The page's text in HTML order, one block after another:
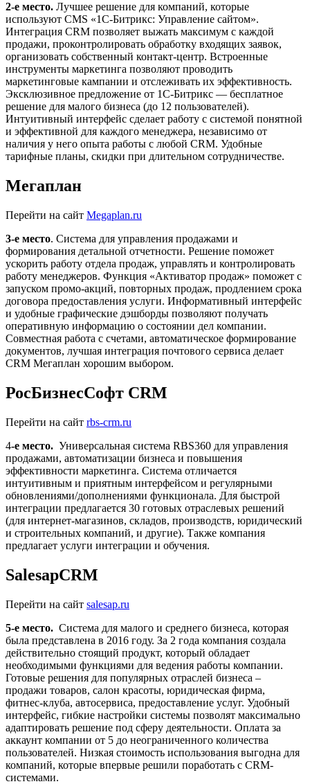
2-е место. Лучшее решение для компаний, которые
используют CMS «1С-Битрикс: Управление сайтом».
Интеграция CRM позволяет выжать максимум с каждой
продажи, проконтролировать обработку входящих заявок,
организовать собственный контакт-центр. Встроенные
инструменты маркетинга позволяют проводить
маркетинговые кампании и отслеживать их эффективность.
Эксклюзивное предложение от 1С-Битрикс — бесплатное
решение для малого бизнеса (до 12 пользователей).
Интуитивный интерфейс сделает работу с системой понятной
и эффективной для каждого менеджера, независимо от
наличия у него опыта работы с любой CRM. Удобные
тарифные планы, скидки при длительном сотрудничестве.
Мегаплан
Перейти на сайт Megaplan.ru
3-е место. Система для управления продажами и
формирования детальной отчетности. Решение поможет
ускорить работу отдела продаж, управлять и контролировать
работу менеджеров. Функция «Активатор продаж» поможет с
запуском промо-акций, повторных продаж, продлением срока
договора предоставления услуги. Информативный интерфейс
и удобные графические дэшборды позволяют получать
оперативную информацию о состоянии дел компании.
Совместная работа с счетами, автоматическое формирование
документов, лучшая интеграция почтового сервиса делает
CRM Мегаплан хорошим выбором.
РосБизнесСофт CRM
Перейти на сайт rbs-crm.ru
4-е место. Универсальная система RBS360 для управления
продажами, автоматизации бизнеса и повышения
эффективности маркетинга. Система отличается
интуитивным и приятным интерфейсом и регулярными
обновлениями/дополнениями функционала. Для быстрой
интеграции предлагается 30 готовых отраслевых решений
(для интернет-магазинов, складов, производств, юридический
и строительных компаний, и другие). Также компания
предлагает услуги интеграции и обучения.
SalesapCRM
Перейти на сайт salesap.ru
5-е место. Система для малого и среднего бизнеса, которая
была представлена в 2016 году. За 2 года компания создала
действительно стоящий продукт, который обладает
необходимыми функциями для ведения работы компании.
Готовые решения для популярных отраслей бизнеса –
продажи товаров, салон красоты, юридическая фирма,
фитнес-клуба, автосервиса, предоставление услуг. Удобный
интерфейс, гибкие настройки системы позволят максимально
адаптировать решение под сферу деятельности. Оплата за
аккаунт компании от 5 до неограниченного количества
пользователей. Низкая стоимость использования выгодна для
компаний, которые впервые решили поработать с CRM-
системами.